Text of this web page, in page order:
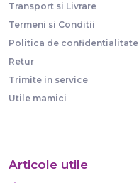
Transport si Livrare
Termeni si Conditii
Politica de confidentialitate
Retur
Trimite in service
Utile mamici
Articole utile